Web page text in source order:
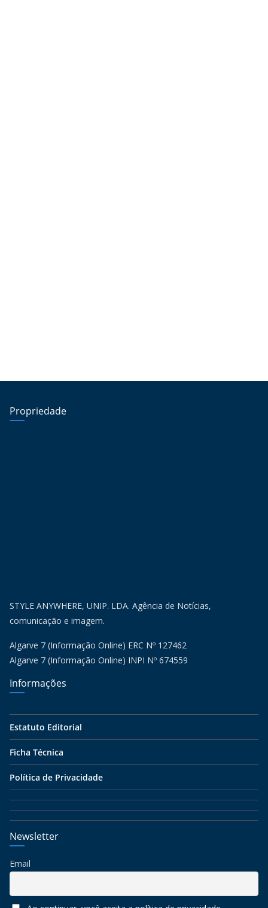
Propriedade
STYLE ANYWHERE, UNIP. LDA. Agência de Notícias,
comunicação e imagem.
Algarve 7 (Informação Online) ERC Nº 127462
Algarve 7 (Informação Online) INPI Nº 674559
Informações
Estatuto Editorial
Ficha Técnica
Política de Privacidade
Newsletter
Email